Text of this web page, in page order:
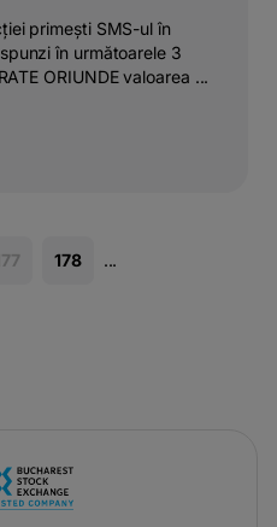
primești SMS-ul în
în următoarele 3
ORIUNDE valoarea ...
178 ...